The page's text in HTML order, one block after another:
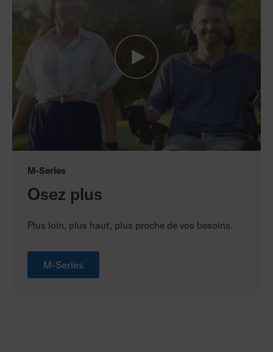
M-Series
Osez plus
Plus loin, plus haut, plus proche de vos besoins.
M-Series